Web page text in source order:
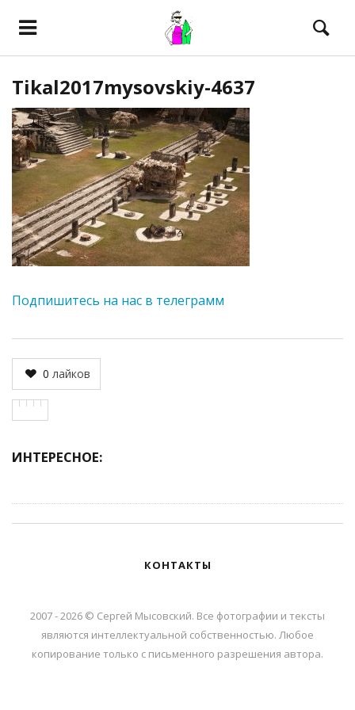
Tikal2017mysovskiy-4637
Подпишитесь на нас в телеграмм
0 лайков
ИНТЕРЕСНОЕ:
КОНТАКТЫ
2007 - 2026 © Сергей Мысовский. Все фотографии и тексты
являются интеллектуальной собственностью. Любое
копирование только с письменного разрешения автора.